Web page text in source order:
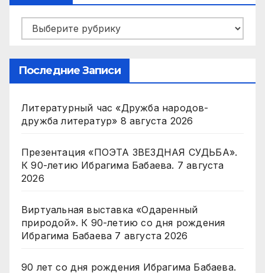
Рубрики
Последние Записи
Литературный час «Дружба народов-
дружба литератур» 8 августа 2026
Презентация «ПОЭТА ЗВЕЗДНАЯ СУДЬБА».
К 90-летию Ибрагима Бабаева. 7 августа
2026
Виртуальная выставка «Одаренный
природой». К 90-летию со дня рождения
Ибрагима Бабаева 7 августа 2026
90 лет со дня рождения Ибрагима Бабаева.